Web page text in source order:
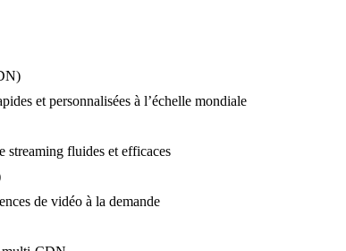
et personnalisées à l’échelle mondiale
streaming fluides et efficaces
de vidéo à la demande